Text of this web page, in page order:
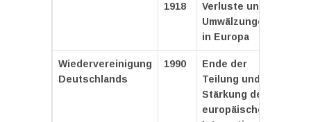
1918
Verluste und
Umwälzungen
in Europa
Wiedervereinigung
Deutschlands
1990
Ende der
Teilung und
Stärkung der
europäischen